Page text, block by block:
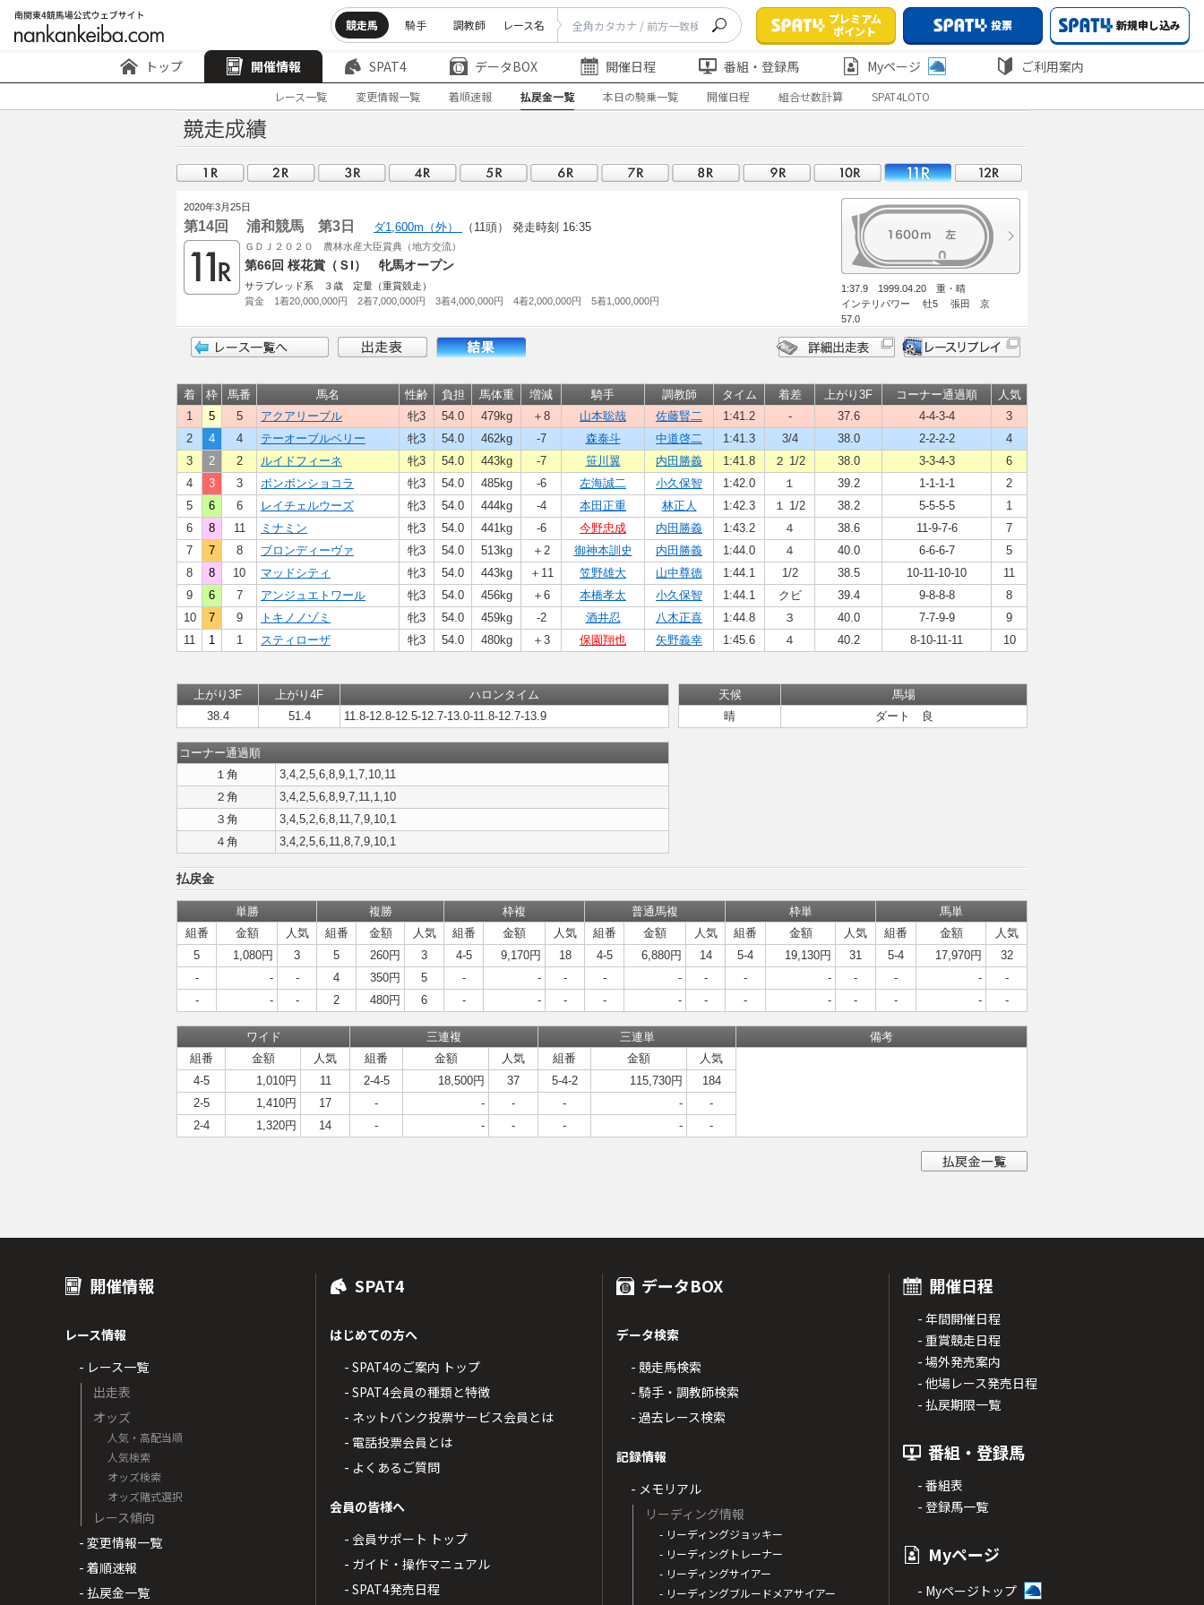
競走馬 騎手 調教師 レース名
プレミアム
ポイント
投票 新規申し込み
トップ 開催情報 SPAT4 データBOX 開催日程 番組・登録馬 Myページ ご利用案内
レース一覧 変更情報一覧 着順速報 払戻金一覧 本日の騎乗一覧 開催日程 組合せ数計算 SPAT4LOTO
2020年3月25日
第14回 浦和競馬 第3日 ダ1,600m（外） （11頭） 発走時刻 16:35
ＧＤＪ２０２０ 農林水産大臣賞典（地方交流）
第66回 桜花賞（ＳI） 牝馬オープン
サラブレッド系 ３歳 定量（重賞競走）
賞金 1着20,000,000円 2着7,000,000円 3着4,000,000円 4着2,000,000円 5着1,000,000円
1:37.9 1999.04.20 重・晴
インテリパワー 牡5 張田 京
57.0
着 枠 馬番 馬名 性齢 負担 馬体重 増減 騎手 調教師 タイム 着差 上がり3F コーナー通過順
人気
1
5 5 アクアリーブル 牝3 54.0 479kg ＋8 山本聡哉 佐藤賢二 1:41.2 - 37.6 4-4-3-4
3
2
4 4 テーオーブルベリー 牝3 54.0 462kg -7 森泰斗 中道啓二 1:41.3 3/4 38.0 2-2-2-2
4
3
2 2 ルイドフィーネ 牝3 54.0 443kg -7 笹川翼 内田勝義 1:41.8 ２ 1/2 38.0 3-3-4-3
6
4
3 3 ボンボンショコラ 牝3 54.0 485kg -6 左海誠二 小久保智 1:42.0 １ 39.2 1-1-1-1
2
5
6 6 レイチェルウーズ 牝3 54.0 444kg -4 本田正重 林正人 1:42.3 １ 1/2 38.2 5-5-5-5
1
6
8 11 ミナミン 牝3 54.0 441kg -6 今野忠成 内田勝義 1:43.2 ４ 38.6 11-9-7-6
7
7
7 8 ブロンディーヴァ 牝3 54.0 513kg ＋2 御神本訓史 内田勝義 1:44.0 ４ 40.0 6-6-6-7
5
8
8 10 マッドシティ 牝3 54.0 443kg ＋11 笠野雄大 山中尊徳 1:44.1 1/2 38.5 10-11-10-10
11
9
6 7 アンジュエトワール 牝3 54.0 456kg ＋6 本橋孝太 小久保智 1:44.1 クビ 39.4 9-8-8-8
8
10
7 9 トキノノゾミ 牝3 54.0 459kg -2 酒井忍 八木正喜 1:44.8 ３ 40.0 7-7-9-9
9
11
1 1 スティローザ 牝3 54.0 480kg ＋3 保園翔也 矢野義幸 1:45.6 ４ 40.2 8-10-11-11 10
上がり3F 上がり4F
ハロンタイム
38.4
51.4 11.8-12.8-12.5-12.7-13.0-11.8-12.7-13.9
コーナー通過順
１角
3,4,2,5,6,8,9,1,7,10,11
２角
3,4,2,5,6,8,9,7,11,1,10
３角
3,4,5,2,6,8,11,7,9,10,1
４角
3,4,2,5,6,11,8,7,9,10,1
天候
馬場
晴
ダート 良
払戻金
単勝 複勝 枠複 普通馬複 枠単
馬単
組番
金額 人気 組番 金額 人気 組番 金額 人気 組番 金額 人気 組番 金額 人気 組番 金額
人気
5
1,080円 3 5 260円 3 4-5 9,170円 18 4-5 6,880円 14 5-4 19,130円 31 5-4 17,970円
32
-
- - 4 350円 5 - - - - - - - - - - -
-
-
- - 2 480円 6 - - - - - - - - - - - -
ワイド 三連複 三連単
備考
組番
金額 人気 組番 金額 人気 組番 金額
人気
4-5
1,010円 11 2-4-5 18,500円 37 5-4-2 115,730円
184
2-5
1,410円 17 - - - - -
-
2-4
1,320円 14 - - - - - -
開催情報
レース情報
- レース一覧
出走表
オッズ
人気・高配当順
人気検索
オッズ検索
オッズ賭式選択
レース傾向
- 変更情報一覧
- 着順速報
- 払戻金一覧
SPAT4
はじめての方へ
- SPAT4のご案内 トップ
- SPAT4会員の種類と特徴
- ネットバンク投票サービス会員とは
- 電話投票会員とは
- よくあるご質問
会員の皆様へ
- 会員サポート トップ
- ガイド・操作マニュアル
- SPAT4発売日程
データBOX
データ検索
- 競走馬検索
- 騎手・調教師検索
- 過去レース検索
記録情報
- メモリアル
リーディング情報
- リーディングジョッキー
- リーディングトレーナー
- リーディングサイアー
- リーディングブルードメアサイアー
開催日程
- 年間開催日程
- 重賞競走日程
- 場外発売案内
- 他場レース発売日程
- 払戻期限一覧
番組・登録馬
- 番組表
- 登録馬一覧
Myページ
- Myページトップ